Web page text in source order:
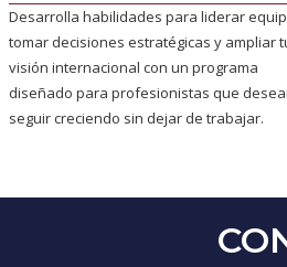
Desarrolla habilidades para liderar
tomar decisiones estratégicas y ampliar
visión internacional con un programa
diseñado para profesionistas que
seguir creciendo sin dejar de trabajar.